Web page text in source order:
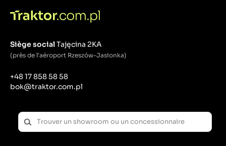
Siège socialTajęcina 2KA
(près de l'aéroport Rzeszów-Jasionka)
+48 17 858 58 58
bok@traktor.com.pl